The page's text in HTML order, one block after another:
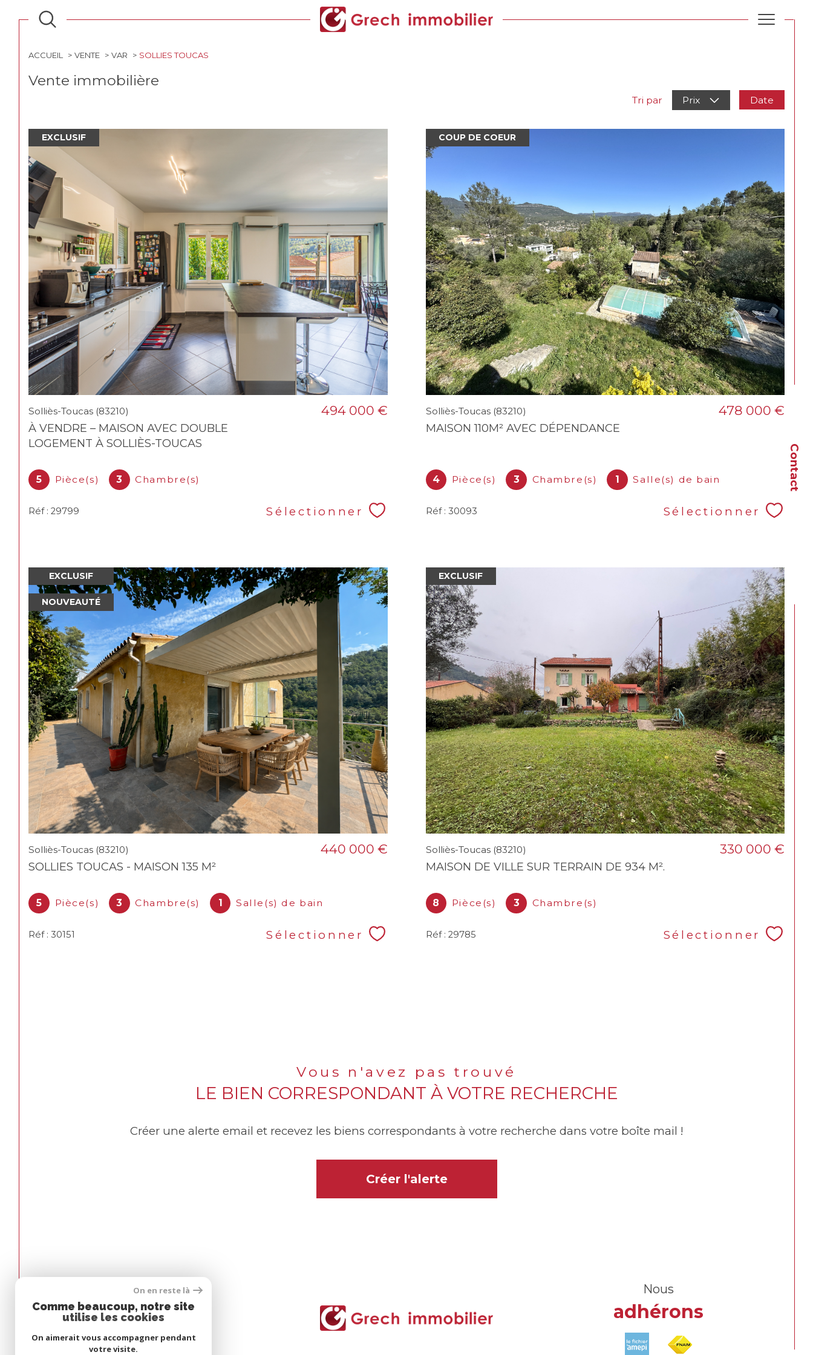
Contact
ACCUEIL VENTE VAR SOLLIES TOUCAS
Vente immobilière
Tri par Prix Date
EXCLUSIF
Solliès-Toucas (83210)
À VENDRE – MAISON AVEC DOUBLE
LOGEMENT À SOLLIÈS-TOUCAS
494 000 €
5 Pièce(s) 3 Chambre(s)
Réf : 29799 Sélectionner
COUP DE COEUR
Solliès-Toucas (83210)
MAISON 110M² AVEC DÉPENDANCE
478 000 €
4 Pièce(s) 3 Chambre(s) 1 Salle(s) de bain
Réf : 30093 Sélectionner
EXCLUSIF
NOUVEAUTÉ
Solliès-Toucas (83210)
SOLLIES TOUCAS - MAISON 135 M²
440 000 €
5 Pièce(s) 3 Chambre(s) 1 Salle(s) de bain
Réf : 30151 Sélectionner
EXCLUSIF
Solliès-Toucas (83210)
MAISON DE VILLE SUR TERRAIN DE 934 M².
330 000 €
8 Pièce(s) 3 Chambre(s)
Réf : 29785 Sélectionner
Vous n'avez pas trouvé
LE BIEN CORRESPONDANT À VOTRE RECHERCHE
Créer une alerte email et recevez les biens correspondants à votre recherche dans votre boîte mail !
Créer l'alerte
Espace
propriétaire
Se connecter
Nous
adhérons
On en reste là
Comme beaucoup, notre site
utilise les cookies
On aimerait vous accompagner pendant
votre visite.